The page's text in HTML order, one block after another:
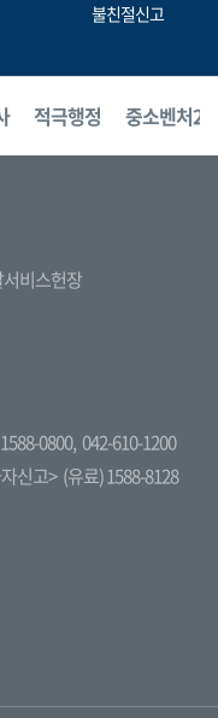
불친절신고
적극행정 중소벤처24
비스헌장
0800, 042-610-1200
신고> (유료) 1588-8128